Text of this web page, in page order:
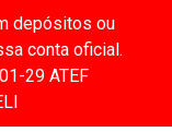
depósitos ou
conta oficial.
29 ATEF